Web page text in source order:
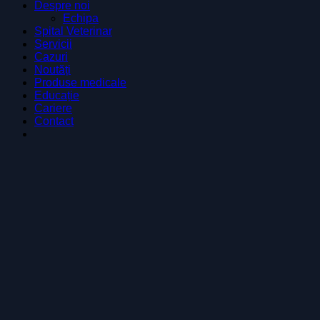
Despre noi
Echipa
Spital Veterinar
Servicii
Cazuri
Noutăți
Produse medicale
Educație
Cariere
Contact